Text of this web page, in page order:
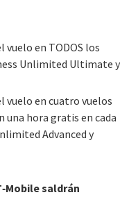
en TODOS los
Unlimited Ultimate y
vuelo en cuatro vuelos
una hora gratis en cada
Advanced y
saldrán